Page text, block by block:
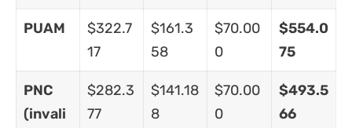
PUAM
$322.7
17
$161.3
58
$70.00
0
$554.0
75
PNC
(invali
$282.3
77
$141.18
8
$70.00
0
$493.5
66